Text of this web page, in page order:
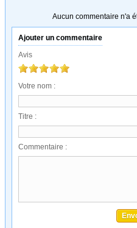
Aucun commentaire n'a
Ajouter un commentaire
Avis
Votre nom :
Titre :
Commentaire :